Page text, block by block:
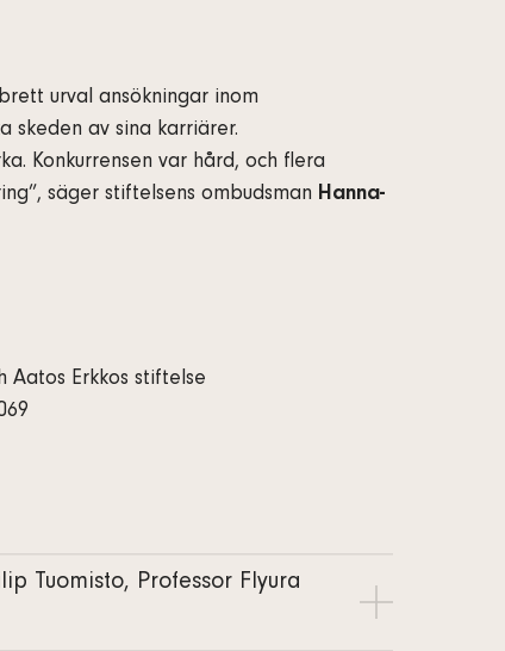
urval ansökningar inom
skeden av sina karriärer.
Konkurrensen var hård, och flera
säger stiftelsens ombudsman Hanna-
Aatos Erkkos stiftelse
Tuomisto, Professor Flyura